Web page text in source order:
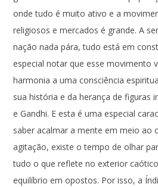
onde tudo é muito ativo e a
religiosos e mercados é grande. A
nação nada pára, tudo está em
especial notar que esse movimento
harmonia a uma consciência
sua história e da herança de figuras
e Gandhi. E esta é uma especial
saber acalmar a mente em meio ao
agitação, existe o tempo de olhar
tudo o que reflete no exterior
equilíbrio em opostos. Por isso, a